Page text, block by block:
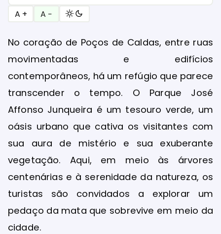
A + A −
No coração de Poços de Caldas, entre ruas
movimentadas e edifícios
contemporâneos, há um refúgio que parece
transcender o tempo. O Parque José
Affonso Junqueira é um tesouro verde, um
oásis urbano que cativa os visitantes com
sua aura de mistério e sua exuberante
vegetação. Aqui, em meio às árvores
centenárias e à serenidade da natureza, os
turistas são convidados a explorar um
pedaço da mata que sobrevive em meio da
cidade.